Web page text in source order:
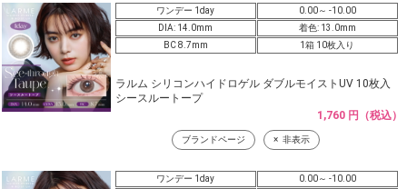
ワンデー 1day
0.00～ -10.00
DIA: 14.0mm
着色: 13.0mm
BC 8.7mm
1箱 10枚入り
ラルム シリコンハイドロゲル ダブルモイストUV 10枚入
シースルートープ
1,760 円（税込）
ブランドページ 非表示
ワンデー 1day
0.00～ -10.00